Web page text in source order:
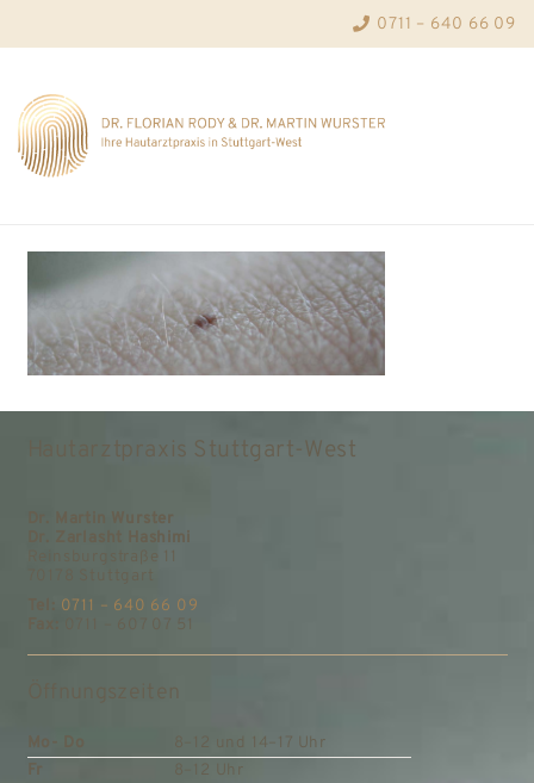
0711 – 640 66 09
Hautarztpraxis Stuttgart-West
Dr. Martin Wurster
Dr. Zarlasht Hashimi
Reinsburgstraße 11
70178 Stuttgart
0711 – 640 66 09
0711 – 607 07 51
Öffnungszeiten
Mo- Do
8–12 und 14–17 Uhr
Fr
8–12 Uhr